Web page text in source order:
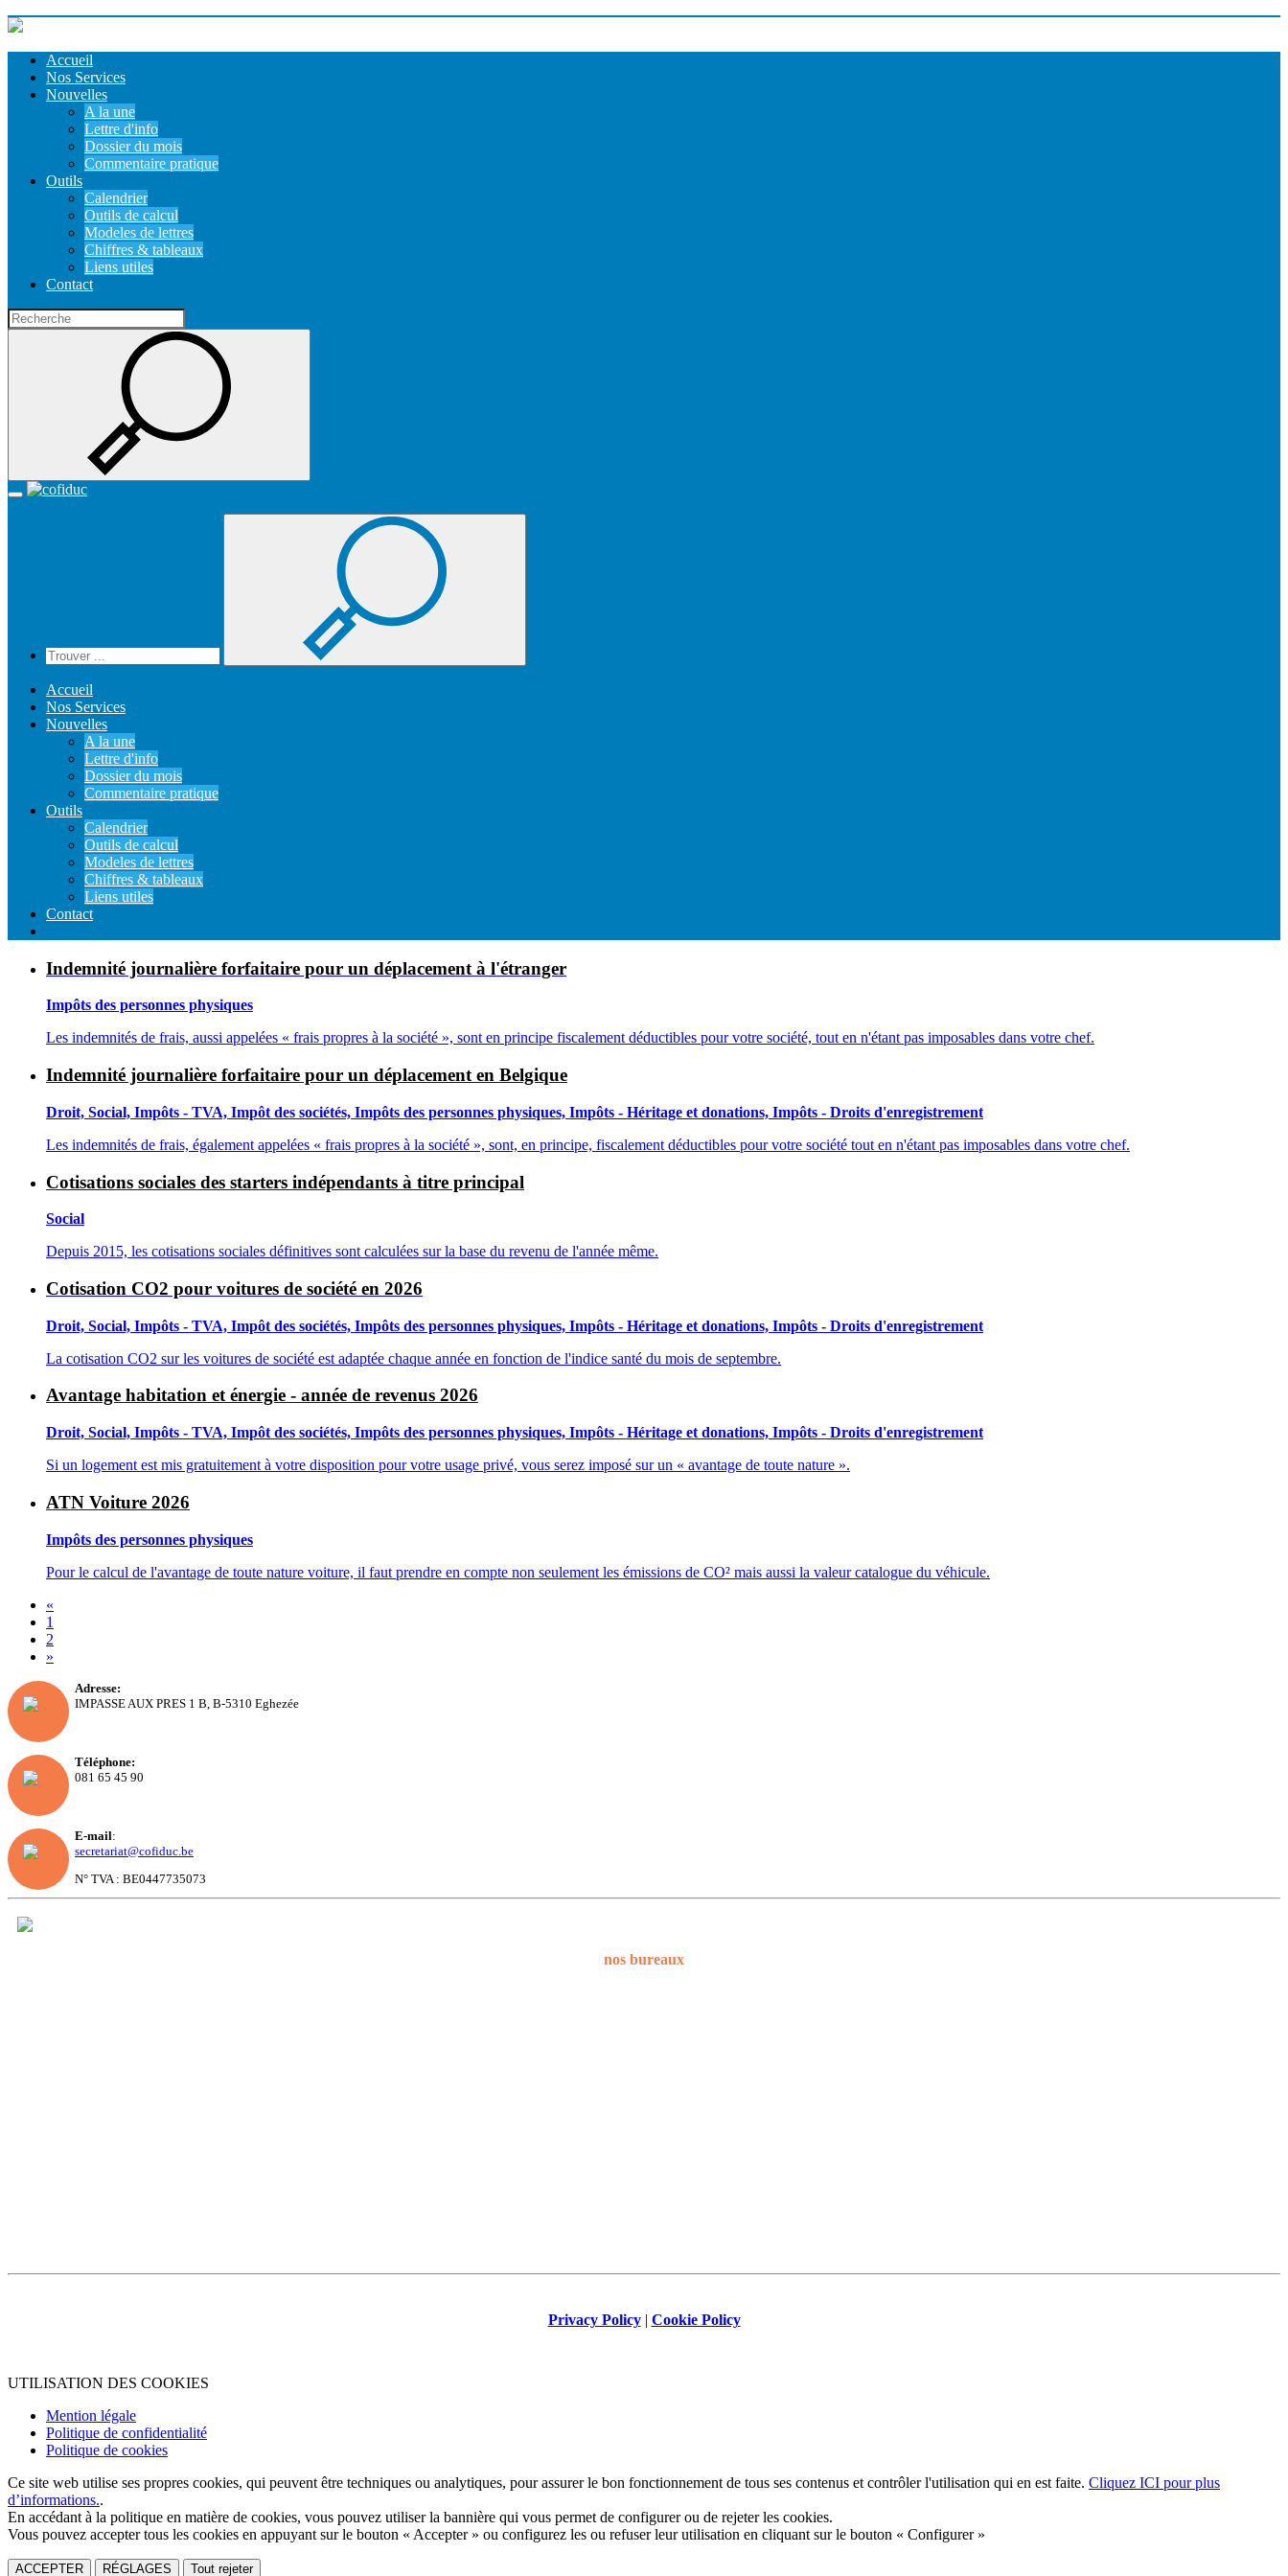
Accueil
Nos Services
Nouvelles
A la une
Lettre d'info
Dossier du mois
Commentaire pratique
Outils
Calendrier
Outils de calcul
Modeles de lettres
Chiffres & tableaux
Liens utiles
Contact
Recherche
Recherche
Toggle
Accueil
Accueil
Nos Services
Nouvelles
A la une
Lettre d'info
Dossier du mois
Commentaire pratique
Outils
Calendrier
Outils de calcul
Modeles de lettres
Chiffres & tableaux
Liens utiles
Contact
Indemnité journalière forfaitaire pour un déplacement à l'étranger
Impôts des personnes physiques
Les indemnités de frais, aussi appelées « frais propres à la société », sont en principe fiscalement déductibles pour votre société, tout en n'étant pas imposables dans votre chef.
Indemnité journalière forfaitaire pour un déplacement en Belgique
Droit, Social, Impôts - TVA, Impôt des sociétés, Impôts des personnes physiques, Impôts - Héritage et donations, Impôts - Droits d'enregistrement
Les indemnités de frais, également appelées « frais propres à la société », sont, en principe, fiscalement déductibles pour votre société tout en n'étant pas imposables dans votre chef.
Cotisations sociales des starters indépendants à titre principal
Social
Depuis 2015, les cotisations sociales définitives sont calculées sur la base du revenu de l'année même.
Cotisation CO2 pour voitures de société en 2026
Droit, Social, Impôts - TVA, Impôt des sociétés, Impôts des personnes physiques, Impôts - Héritage et donations, Impôts - Droits d'enregistrement
La cotisation CO2 sur les voitures de société est adaptée chaque année en fonction de l'indice santé du mois de septembre.
Avantage habitation et énergie - année de revenus 2026
Droit, Social, Impôts - TVA, Impôt des sociétés, Impôts des personnes physiques, Impôts - Héritage et donations, Impôts - Droits d'enregistrement
Si un logement est mis gratuitement à votre disposition pour votre usage privé, vous serez imposé sur un « avantage de toute nature ».
ATN Voiture 2026
Impôts des personnes physiques
Pour le calcul de l'avantage de toute nature voiture, il faut prendre en compte non seulement les émissions de CO² mais aussi la valeur catalogue du véhicule.
«
1
2
»
Adresse:
IMPASSE AUX PRES 1 B, B-5310 Eghezée
Téléphone:
081 65 45 90
E-mail:
secretariat@cofiduc.be
N° TVA : BE0447735073
nos bureaux
Privacy Policy| Cookie Policy
UTILISATION DES COOKIES
Mention légale
Politique de confidentialité
Politique de cookies
Ce site web utilise ses propres cookies, qui peuvent être techniques ou analytiques, pour assurer le bon fonctionnement de tous ses contenus et contrôler l'utilisation qui en est faite. Cliquez ICI pour plus
d’informations..
En accédant à la politique en matière de cookies, vous pouvez utiliser la bannière qui vous permet de configurer ou de rejeter les cookies.
Vous pouvez accepter tous les cookies en appuyant sur le bouton « Accepter » ou configurez les ou refuser leur utilisation en cliquant sur le bouton « Configurer »
ACCEPTER RÉGLAGES Tout rejeter